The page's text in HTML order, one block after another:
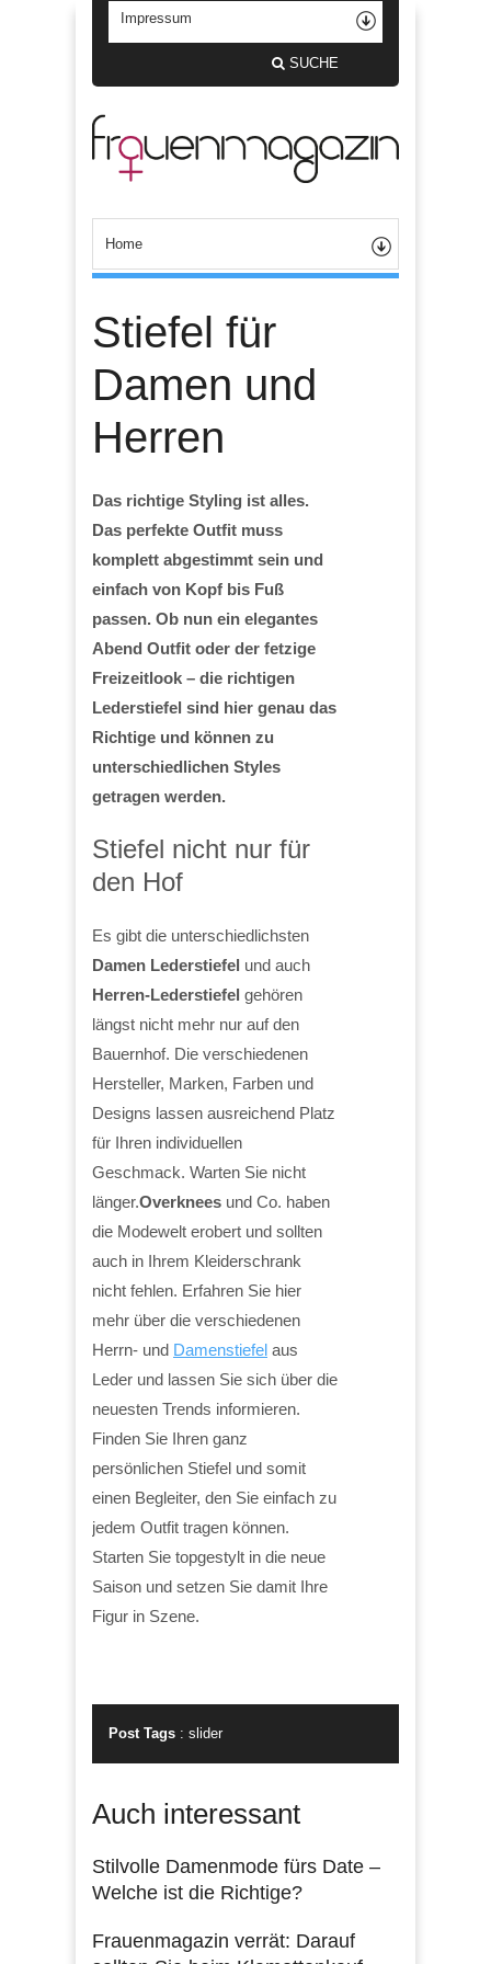
SUCHE
Stiefel für
Damen und
Herren
Das richtige Styling ist alles.
Das perfekte Outfit muss
komplett abgestimmt sein und
einfach von Kopf bis Fuß
passen. Ob nun ein elegantes
Abend Outfit oder der fetzige
Freizeitlook – die richtigen
Lederstiefel sind hier genau das
Richtige und können zu
unterschiedlichen Styles
getragen werden.
Stiefel nicht nur für
den Hof
Es gibt die unterschiedlichsten
Damen Lederstiefel und auch
Herren-Lederstiefel gehören
längst nicht mehr nur auf den
Bauernhof. Die verschiedenen
Hersteller, Marken, Farben und
Designs lassen ausreichend Platz
für Ihren individuellen
Geschmack. Warten Sie nicht
länger.Overknees und Co. haben
die Modewelt erobert und sollten
auch in Ihrem Kleiderschrank
nicht fehlen. Erfahren Sie hier
mehr über die verschiedenen
Herrn- und Damenstiefel aus
Leder und lassen Sie sich über die
neuesten Trends informieren.
Finden Sie Ihren ganz
persönlichen Stiefel und somit
einen Begleiter, den Sie einfach zu
jedem Outfit tragen können.
Starten Sie topgestylt in die neue
Saison und setzen Sie damit Ihre
Figur in Szene.
Post Tags : slider
Auch interessant
Stilvolle Damenmode fürs Date –
Welche ist die Richtige?
Frauenmagazin verrät: Darauf